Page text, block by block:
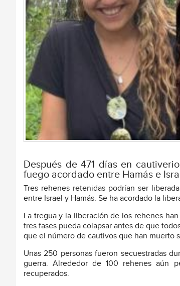
Después de 471 días en
fuego acordado entre Hamás e
Tres rehenes retenidas podrían ser
entre Israel y Hamás. Se ha acordado la
La tregua y la liberación de los rehenes
tres fases pueda colapsar antes de que
que el número de cautivos que han muerto
Unas 250 personas fueron secuestradas
guerra. Alrededor de 100 rehenes aún
recuperados.